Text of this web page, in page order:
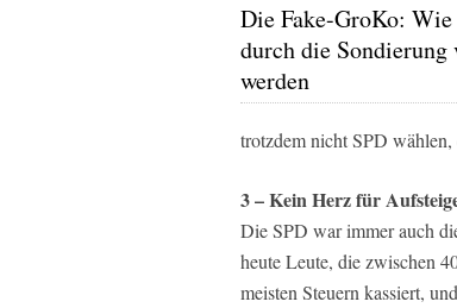
Die Fake-GroKo:
durch die Sondierung
werden
trotzdem nicht SPD
3 – Kein Herz für
Die SPD war immer auch
heute Leute, die zwischen
meisten Steuern kassiert,